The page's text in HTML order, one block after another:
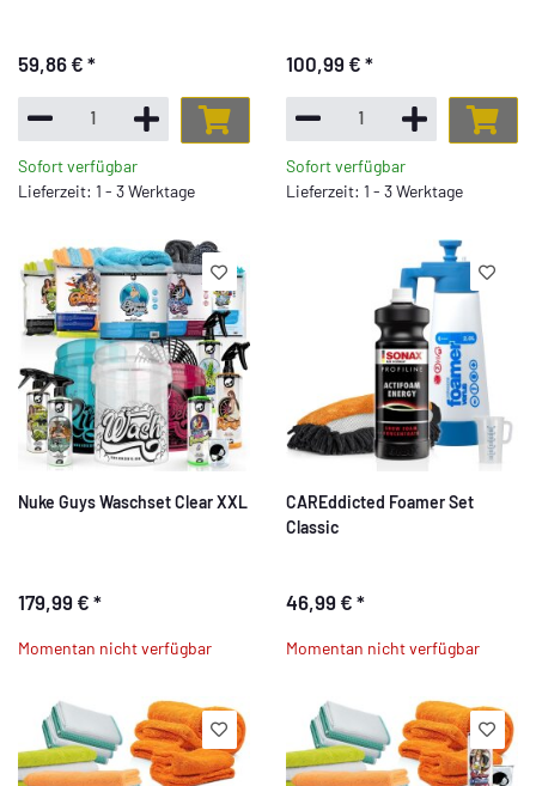
59,86 € *
Sofort verfügbar
Lieferzeit: 1 - 3 Werktage
100,99 € *
Sofort verfügbar
Lieferzeit: 1 - 3 Werktage
Nuke Guys Waschset Clear XXL
179,99 € *
Momentan nicht verfügbar
CAREddicted Foamer Set
Classic
46,99 € *
Momentan nicht verfügbar